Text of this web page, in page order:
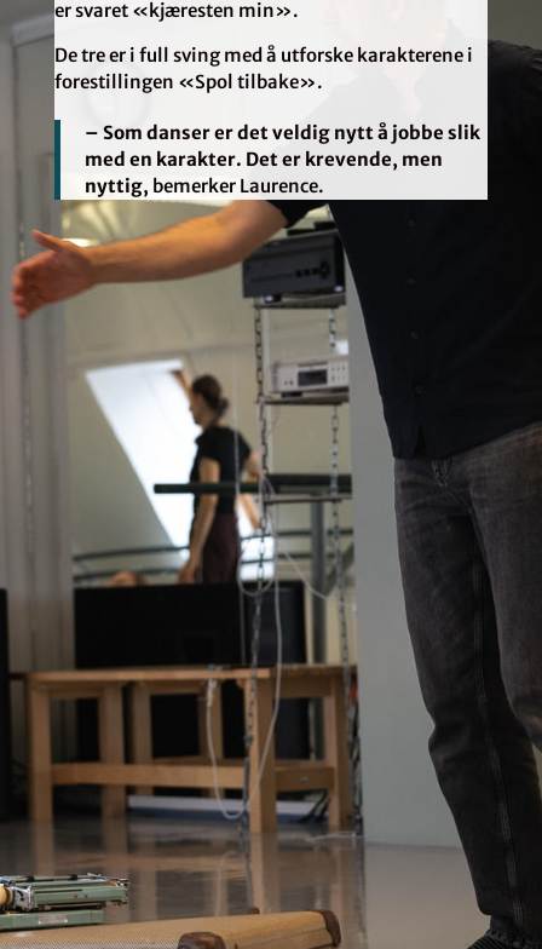
er svaret «kjæresten min».
De tre er i full sving med å utforske karakterene i
forestillingen «Spol tilbake».
– Som danser er det veldig nytt å jobbe slik
med en karakter. Det er krevende, men
nyttig, bemerker Laurence.